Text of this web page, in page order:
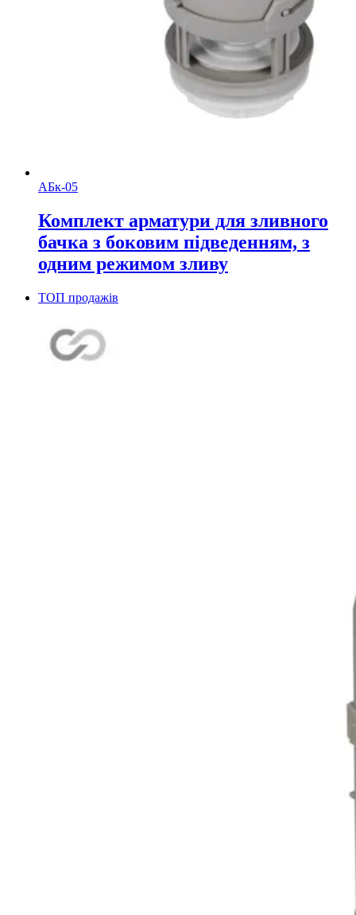
АБк-05
Комплект арматури для зливного
бачка з боковим підведенням, з
одним режимом зливу
ТОП продажів